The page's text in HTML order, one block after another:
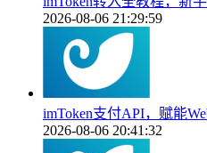
2026-08-06 21:29:59
imToken支付API，赋能
2026-08-06 20:41:32